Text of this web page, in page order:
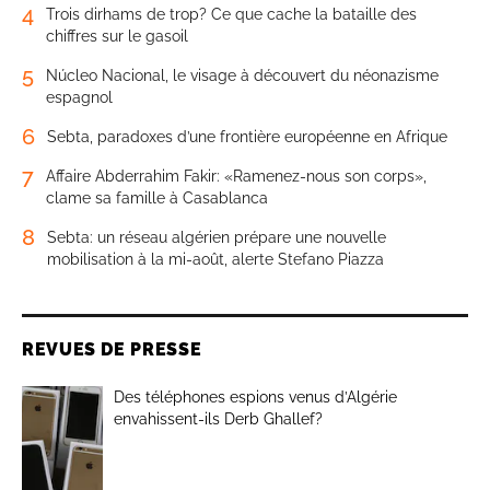
4
Trois dirhams de trop? Ce que cache la bataille des
chiffres sur le gasoil
5
Núcleo Nacional, le visage à découvert du néonazisme
espagnol
6 Sebta, paradoxes d’une frontière européenne en Afrique
7
Affaire Abderrahim Fakir: «Ramenez-nous son corps»,
clame sa famille à Casablanca
8
Sebta: un réseau algérien prépare une nouvelle
mobilisation à la mi-août, alerte Stefano Piazza
REVUES DE PRESSE
Des téléphones espions venus d’Algérie
envahissent-ils Derb Ghallef?